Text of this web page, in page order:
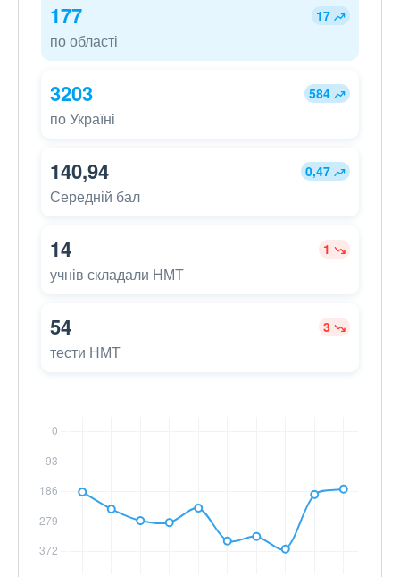
177 17
по області
3203 584
по Україні
140,94 0,47
Середній бал
14 1
учнів складали НМТ
54 3
тести НМТ